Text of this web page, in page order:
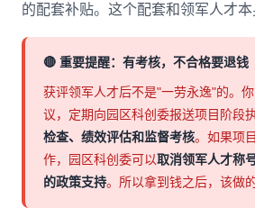
的配套补贴。这个配套和领军人才本
🔴 重要提醒：有考核，不合格要退钱
获评领军人才后不是"一劳永逸"的。
议，定期向园区科创委报送项目阶段
检查、绩效评估和监督考核。如果项
作，园区科创委可以取消领军人才称
的政策支持。所以拿到钱之后，该做